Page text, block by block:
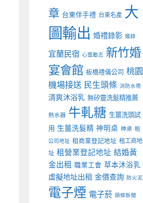
章 台東伴手禮 台東名產 大
圖輸出 婚禮錄影 婚錄
宜蘭民宿 心靈勵志 新竹婚
宴會館 板橋禮儀公司 桃園
機場接送 民生頭條 消防水帶
清爽沐浴乳 無矽靈洗髮精推薦
熱水器 牛軋糖 生薑洗頭試
用 生薑洗髮精 神明桌 神桌 租
公司地址 租商業登記地址 租工商地
址 租營業登記地址 結婚黃
金出租 職業工會 草本沐浴乳
虛擬地址出租 金價查詢 防火泥
電子煙 電子菸 頭條新聞